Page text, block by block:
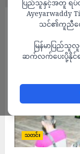
ပြည်သူနှင့်အတူ ရ
သင်၏ကူညီထ
မြန်မာပြည်
ဆက်လက်ပေးပို့နိုင်ရန်
Month:
သတင်း